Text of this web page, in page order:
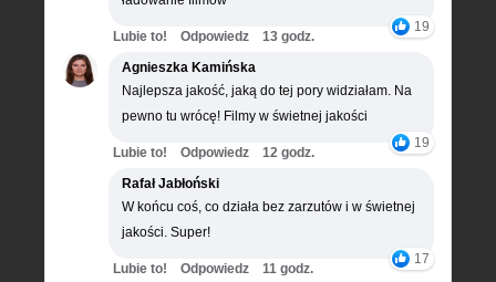
19
Lubie to! Odpowiedz
13 godz.
Agnieszka Kamińska
Najlepsza jakość, jaką do tej pory widziałam. Na
pewno tu wrócę! Filmy w świetnej jakości
19
Lubie to! Odpowiedz
12 godz.
Rafał Jabłoński
W końcu coś, co działa bez zarzutów i w świetnej
jakości. Super!
17
Lubie to! Odpowiedz
11 godz.